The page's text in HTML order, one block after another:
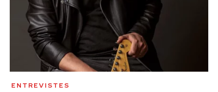
ENTREVISTES